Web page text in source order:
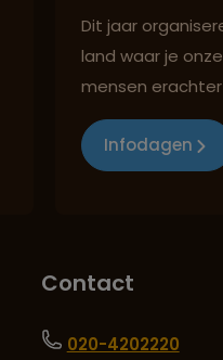
Dit jaar
land waar je
mensen
Infodagen
Contact
020-4202220